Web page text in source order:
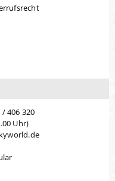
/ 406 320
Uhr)